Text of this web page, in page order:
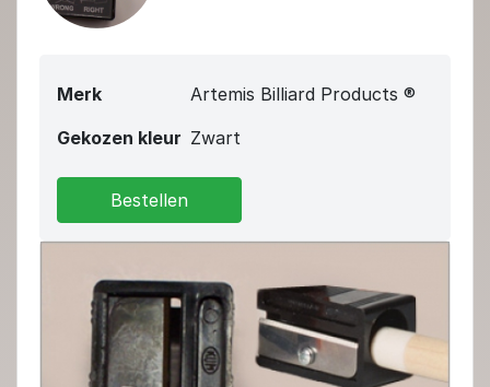
Merk
Artemis Billiard Products ®
Gekozen kleur Zwart
Bestellen